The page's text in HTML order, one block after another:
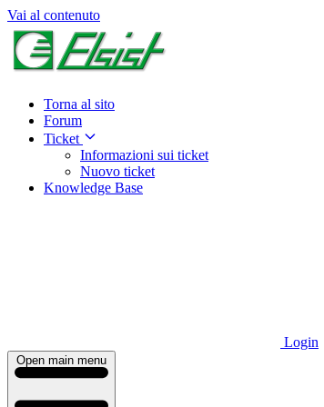
Vai al contenuto
Torna al sito
Forum
Ticket
Informazioni sui ticket
Nuovo ticket
Knowledge Base
Login
Open main menu